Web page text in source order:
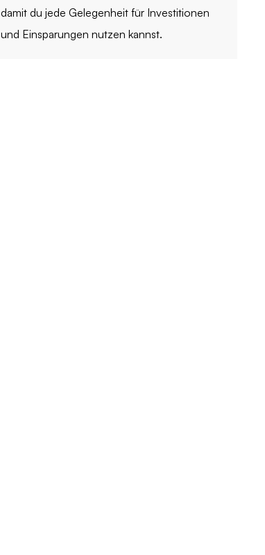
damit du jede Gelegenheit für Investitionen
und Einsparungen nutzen kannst.